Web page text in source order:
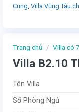
Trang chủ / Villa có
Villa B2.10
Tên Villa
Số Phòng Ngủ
Cung Villa Vũng Tàu